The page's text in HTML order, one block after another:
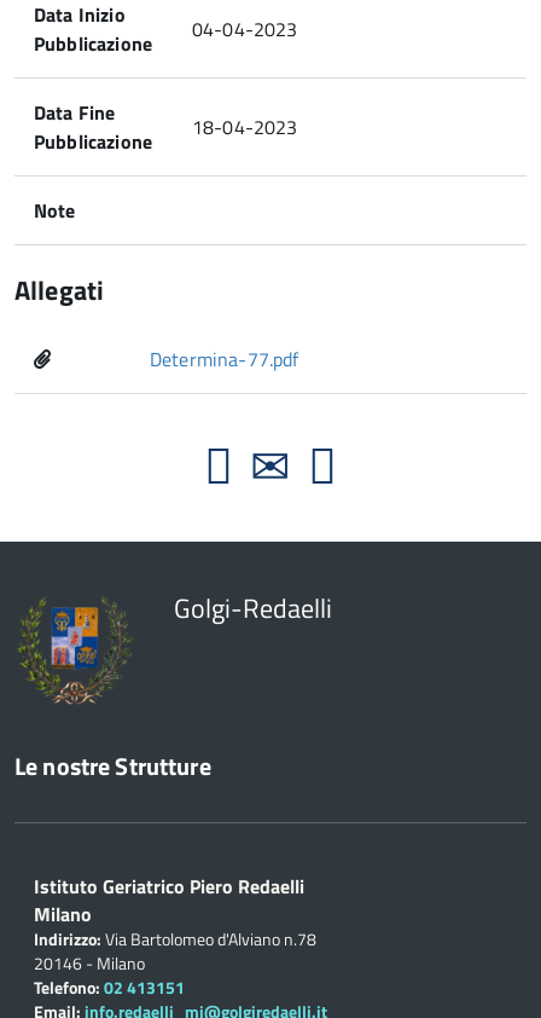
Data Inizio
Pubblicazione
04-04-2023
Data Fine
Pubblicazione
18-04-2023
Note
Allegati
Determina-77.pdf
Golgi-Redaelli
Le nostre Strutture
Istituto Geriatrico Piero Redaelli
Milano
Indirizzo:Via Bartolomeo d'Alviano n.78
20146 - Milano
Telefono:02 413151
Email: info.redaelli_mi@golgiredaelli.it